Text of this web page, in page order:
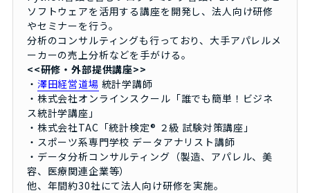
ソフトウェアを活用する講座を開発し、法人向け研修
やセミナーを行う。
分析のコンサルティングも行っており、大手アパレルメ
ーカーの売上分析などを手がける。
<<研修・外部提供講座>>
・ 澤田経営道場 統計学講師
・株式会社オンラインスクール「誰でも簡単！ビジネ
ス統計学講座」
・株式会社TAC「統計検定® ２級 試験対策講座」
・スポーツ系専門学校 データアナリスト講師
・データ分析コンサルティング（製造、アパレル、美
容、医療関連企業等）
他、年間約30社にて法人向け研修を実施。